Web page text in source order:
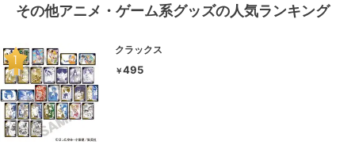
その他アニメ・ゲーム系グッズの人気ランキング
クラックス
￥495